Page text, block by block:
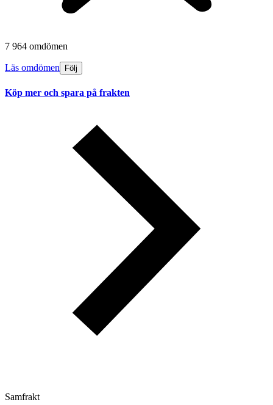
7 964 omdömen
Läs omdömen Följ
Köp mer och spara på frakten
Samfrakt